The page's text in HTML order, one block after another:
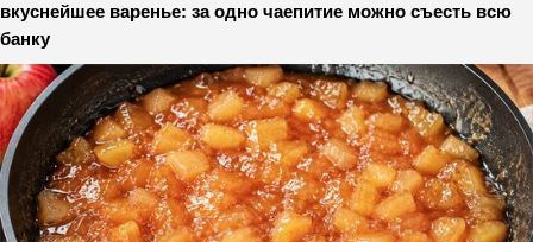
вкуснейшее варенье: за одно чаепитие можно съесть всю
банку